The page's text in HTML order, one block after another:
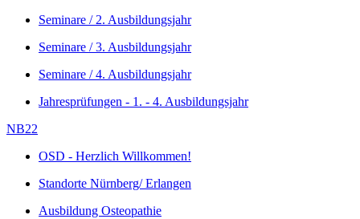
Seminare / 2. Ausbildungsjahr
Seminare / 3. Ausbildungsjahr
Seminare / 4. Ausbildungsjahr
Jahresprüfungen - 1. - 4. Ausbildungsjahr
NB22
OSD - Herzlich Willkommen!
Standorte Nürnberg/ Erlangen
Ausbildung Osteopathie